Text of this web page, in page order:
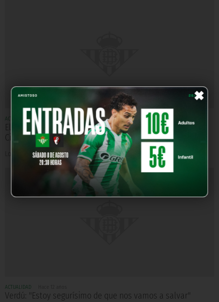
×
ACTUALIDAD Hace 12 años
El próximo entrenamiento, mañana a puerta abierta en la
Ciudad Deportiva Luis Del Sol
Los pupilos de Juan Carlos Garrido se ejercitarán a las 10:30 horas
ACTUALIDAD
Verdú: "Estoy segurísimo de que nos vamos a salvar"